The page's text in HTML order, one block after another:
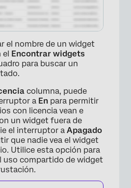
el nombre de un widget
el Encontrar widgets
para buscar un
columna, puede
a En para permitir
con licencia vean e
un widget fuera de
el interruptor a Apagado
que nadie vea el widget
Utilice esta opción para
uso compartido de widget